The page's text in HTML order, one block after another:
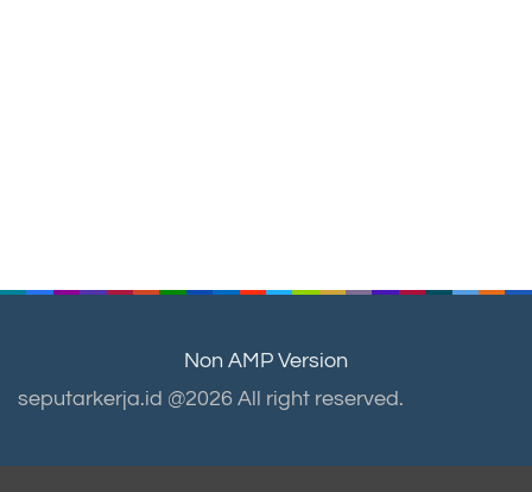
Non AMP Version
seputarkerja.id @2026 All right reserved.